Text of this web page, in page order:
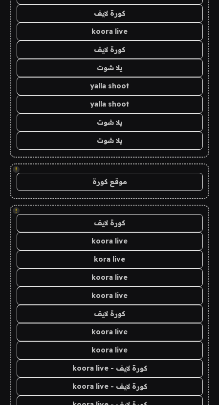
كورة لايف
koora live
كورة لايف
يلا شوت
yalla shoot
yalla shoot
يلا شوت
يلا شوت
!
موقع كورة
!
كورة لايف
koora live
kora live
koora live
koora live
كورة لايف
koora live
koora live
كورة لايف - koora live
كورة لايف - koora live